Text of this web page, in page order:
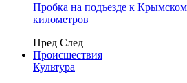
Пробка на подъезде к
километров
Пред След
Происшествия
Культура